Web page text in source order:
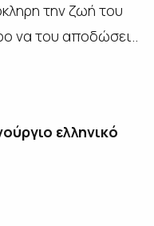
την ζωή του
να του αποδώσει..
ελληνικό